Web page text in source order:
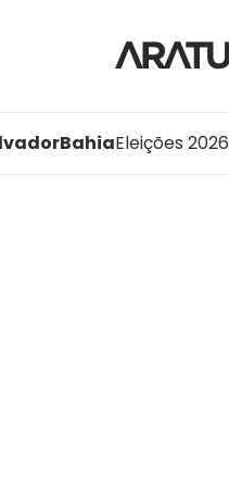
BahiaEleições 2026